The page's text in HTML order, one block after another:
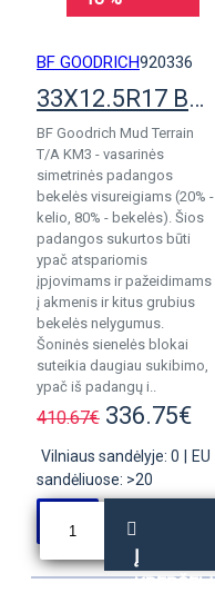
BF GOODRICH920336
33X12.5R17 BF Goodrich Mud Terrain KM3
BF Goodrich Mud Terrain
T/A KM3 - vasarinės
simetrinės padangos
bekelės visureigiams (20% -
kelio, 80% - bekelės). Šios
padangos sukurtos būti
ypač atspariomis
įpjovimams ir pažeidimams
į akmenis ir kitus grubius
bekelės nelygumus.
Šoninės sienelės blokai
suteikia daugiau sukibimo,
ypač iš padangų i..
410.67€ 336.75€
Vilniaus sandėlyje: 0
EU
sandėliuose: >20
Į
KREPŠELĮ